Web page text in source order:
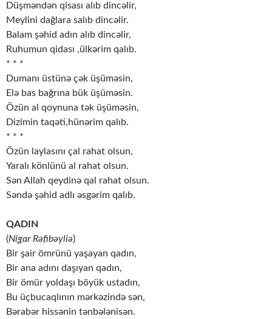
Düşməndən qisası alıb dincəlir,
Meylini dağlara salıb dincəlir.
Balam şəhid adın alıb dincəlir,
Ruhumun qidası ,ülkərim qalıb.
* * *
Dumanı üstünə çək üşüməsin,
Elə bas bağrına bük üşüməsin.
Özün al qoynuna tək üşüməsin,
Dizimin taqəti,hünərim qalıb.
* * *
Özün laylasını çal rahat olsun,
Yaralı könlünü al rahat olsun.
Sən Allah qeydinə qal rahat olsun.
Səndə şəhid adlı əsgərim qalıb.
QADIN
(Nigar Rəfibəyliə)
Bir şair ömrünü yaşayan qadın,
Bir ana adını daşıyan qadın,
Bir ömür yoldaşı böyük ustadın,
Bu üçbucaqlının mərkəzində sən,
Bərabər hissənin tənbələnisən.